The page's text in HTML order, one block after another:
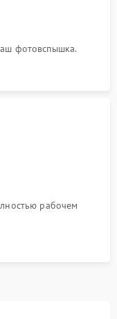
фотовспышка.
рабочем